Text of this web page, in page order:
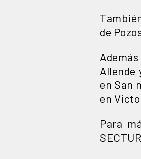
de
Además
Allende
en San
en
Para
SECTUR